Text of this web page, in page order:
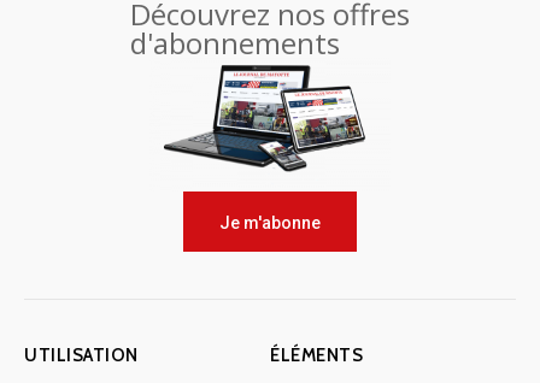
Découvrez nos offres
d'abonnements
Je m'abonne
UTILISATION ÉLÉMENTS